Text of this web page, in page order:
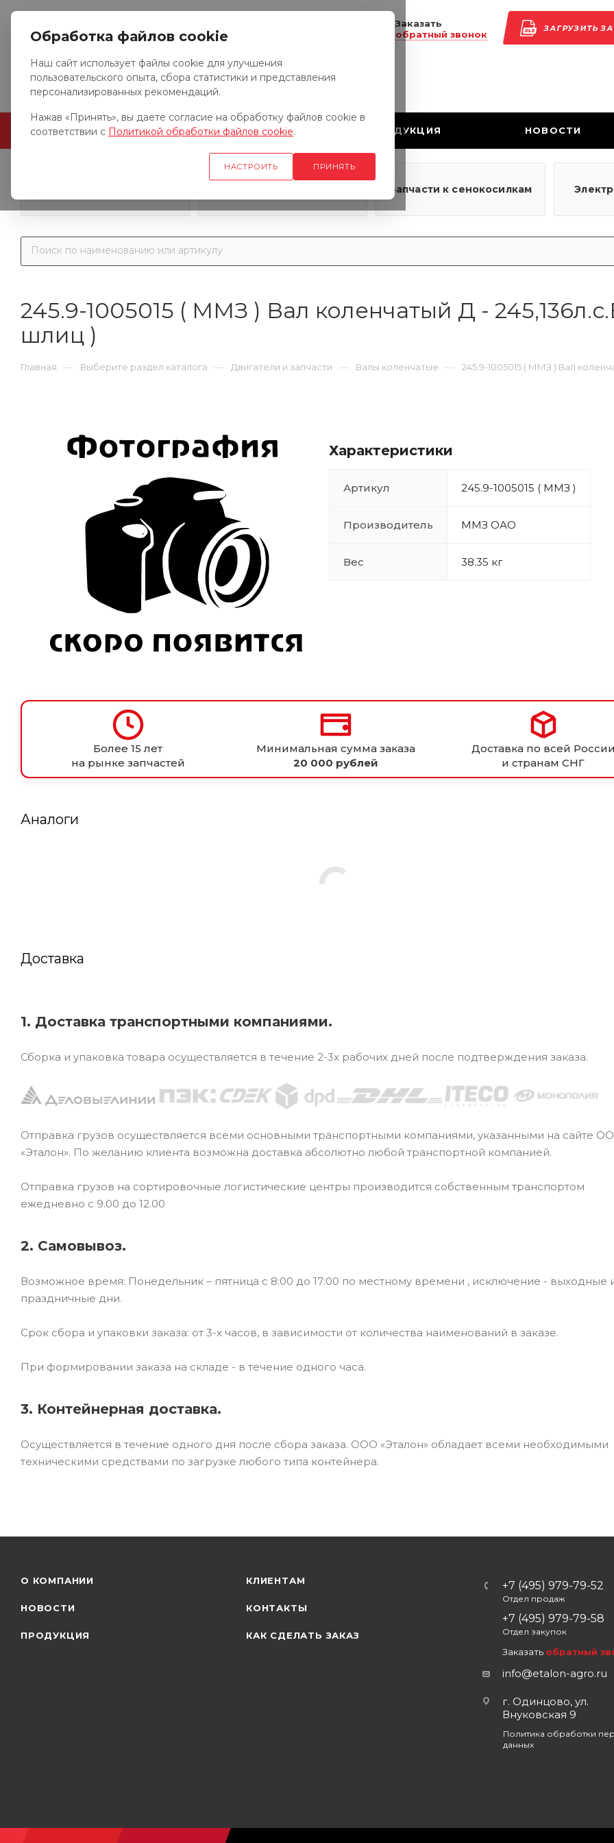
ЗАГРУЗИТЬ
Заказать
обратный звонок
ГЛАВНАЯ О КОМПАНИИ ПРОДУКЦИЯ НОВОСТИ
Запчасти к грузовым
Запчасти к сенокосилкам
245.9-1005015 ( ММЗ ) Вал коленчатый Д -
шлиц )
Главная — Выберите раздел каталога — Двигатели и запчасти — Валы коленчатые — 245.9-1005015 ( ММЗ ) Вал
Характеристики
Артикул 245.9-1005015 ( ММЗ )
Производитель ММЗ ОАО
Вес 38.35 кг
Более 15 лет
на рынке запчастей
Минимальная сумма заказа
20 000 рублей
Доставка по всей
и странам СНГ
Аналоги
Доставка
1. Доставка транспортными компаниями.
Сборка и упаковка товара осуществляется в течение 2-3х рабочих дней после подтверждения заказа.
Отправка грузов осуществляется всеми основными транспортными компаниями, указанными на сайте
«Эталон». По желанию клиента возможна доставка абсолютно любой транспортной компанией.
Отправка грузов на сортировочные логистические центры производится собственным транспортом
ежедневно с 9.00 до 12.00
2. Самовывоз.
Возможное время: Понедельник – пятница с 8:00 до 17:00 по местному времени , исключение - выходные
праздничные дни.
Срок сбора и упаковки заказа: от 3-х часов, в зависимости от количества наименований в заказе.
При формировании заказа на складе - в течение одного часа.
3. Контейнерная доставка.
Осуществляется в течение одного дня после сбора заказа. ООО «Эталон» обладает всеми необходимыми
техническими средствами по загрузке любого типа контейнера.
О КОМПАНИИ
НОВОСТИ
ПРОДУКЦИЯ
КЛИЕНТАМ
КОНТАКТЫ
КАК СДЕЛАТЬ ЗАКАЗ
+7 (495) 979-79-52
Отдел продаж
+7 (495) 979-79-58
Отдел закупок
Заказать обратный
info@etalon-agro.ru
г. Одинцово, ул.
Внуковская 9
Политика обработки
данных
Обработка файлов cookie
Наш сайт использует файлы cookie для улучшения
пользовательского опыта, сбора статистики и представления
персонализированных рекомендаций.
Нажав «Принять», вы даете согласие на обработку файлов cookie в
соответствии с Политикой обработки файлов cookie.
НАСТРОИТЬ ПРИНЯТЬ